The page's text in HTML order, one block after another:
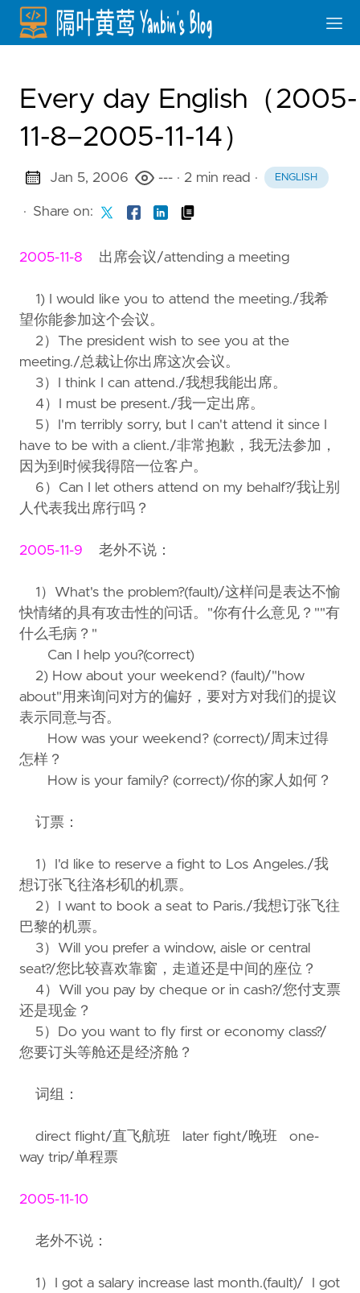
Every day English（2005-
11-8–2005-11-14）
Jan 5, 2006 --- · 2 min read · ENGLISH
· Share on:
2005-11-8 出席会议/attending a meeting
1) I would like you to attend the meeting./我希
望你能参加这个会议。
2）The president wish to see you at the
meeting./总裁让你出席这次会议。
3）I think I can attend./我想我能出席。
4）I must be present./我一定出席。
5）I'm terribly sorry, but I can't attend it since I
have to be with a client./非常抱歉，我无法参加，
因为到时候我得陪一位客户。
6）Can I let others attend on my behalf?/我让别
人代表我出席行吗？
2005-11-9 老外不说：
1）What's the problem?(fault)/这样问是表达不愉
快情绪的具有攻击性的问话。"你有什么意见？""有
什么毛病？"
Can I help you?(correct)
2) How about your weekend? (fault)/"how
about"用来询问对方的偏好，要对方对我们的提议
表示同意与否。
How was your weekend? (correct)/周末过得
怎样？
How is your family? (correct)/你的家人如何？
订票：
1）I'd like to reserve a fight to Los Angeles./我
想订张飞往洛杉矶的机票。
2）I want to book a seat to Paris./我想订张飞往
巴黎的机票。
3）Will you prefer a window, aisle or central
seat?/您比较喜欢靠窗，走道还是中间的座位？
4）Will you pay by cheque or in cash?/您付支票
还是现金？
5）Do you want to fly first or economy class?/
您要订头等舱还是经济舱？
词组：
direct flight/直飞航班 later fight/晚班 one-
way trip/单程票
2005-11-10
老外不说：
1）I got a salary increase last month.(fault)/ I got